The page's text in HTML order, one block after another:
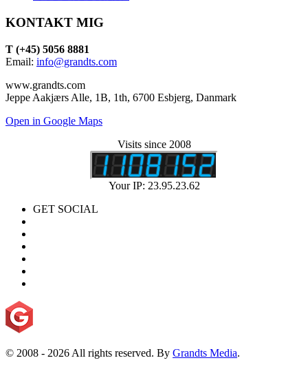
KONTAKT MIG
T (+45) 5056 8881
Email: info@grandts.com
www.grandts.com
Jeppe Aakjærs Alle, 1B, 1th, 6700 Esbjerg, Danmark
Open in Google Maps
Visits since 2008
Your IP: 23.95.23.62
GET SOCIAL
© 2008 - 2026 All rights reserved. By Grandts Media.